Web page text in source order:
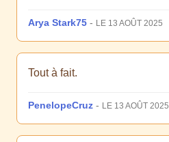
Arya Stark75 - LE 13 AOÛT 2025
Tout à fait.
PenelopeCruz - LE 13 AOÛT 2025